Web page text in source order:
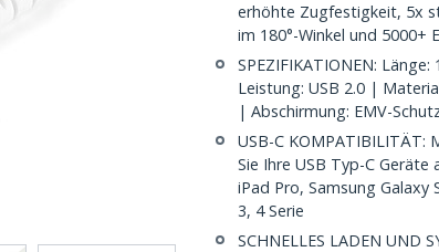
erhöhte Zugfestigkeit, 5x
im 180°-Winkel und 5000+
SPEZIFIKATIONEN:
Leistung: USB 2.0 |
| Abschirmung: EMV-
USB-C
Sie Ihre USB Typ-C Geräte
iPad Pro, Samsung Galaxy
3, 4 Serie
SCHNELLES LADEN UND